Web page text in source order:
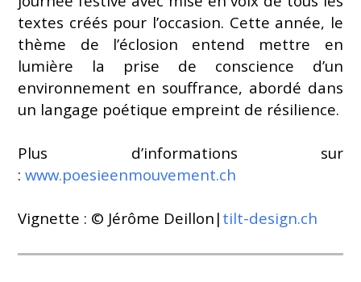
textes créés pour l’occasion. Cette année, le
thème de l’éclosion entend mettre en
lumière la prise de conscience d’un
environnement en souffrance, abordé dans
un langage poétique empreint de résilience.
Plus d’informations sur
:www.poesieenmouvement.ch
Vignette : © Jérôme Deillon| tilt-design.ch